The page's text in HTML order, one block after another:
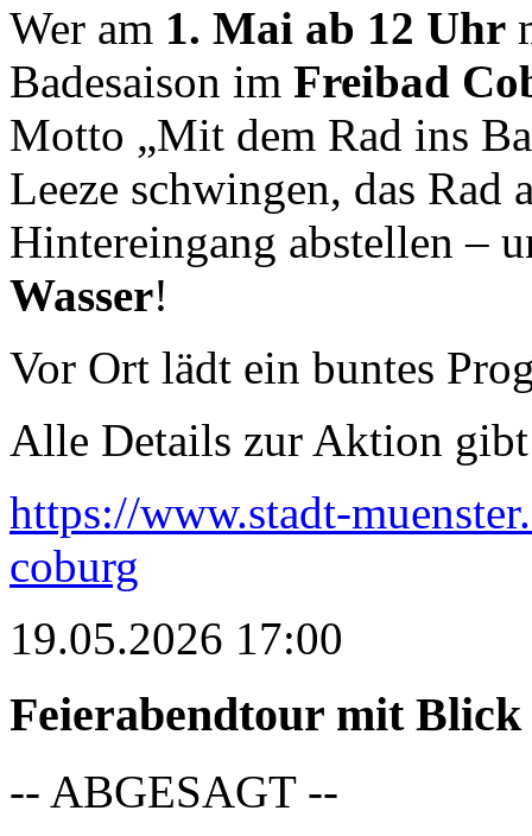
Wer am 1. Mai ab 12 Uhr
Badesaison im Freibad
Motto „Mit dem Rad ins
Leeze schwingen, das Rad
Hintereingang abstellen –
Wasser!
Vor Ort lädt ein buntes
Alle Details zur Aktion
https://www.stadt-
coburg
19.05.2026 17:00
Feierabendtour mit
-- ABGESAGT --